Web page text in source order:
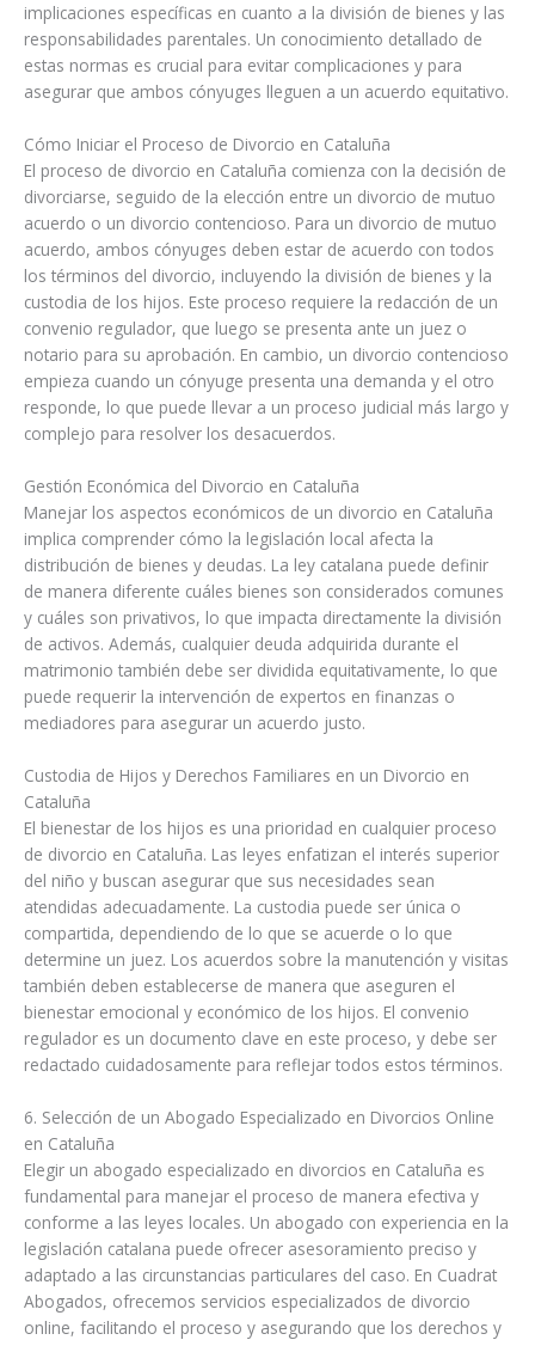
implicaciones específicas en cuanto a la división de bienes y las
responsabilidades parentales. Un conocimiento detallado de
estas normas es crucial para evitar complicaciones y para
asegurar que ambos cónyuges lleguen a un acuerdo equitativo.
Cómo Iniciar el Proceso de Divorcio en Cataluña
El proceso de divorcio en Cataluña comienza con la decisión de
divorciarse, seguido de la elección entre un divorcio de mutuo
acuerdo o un divorcio contencioso. Para un divorcio de mutuo
acuerdo, ambos cónyuges deben estar de acuerdo con todos
los términos del divorcio, incluyendo la división de bienes y la
custodia de los hijos. Este proceso requiere la redacción de un
convenio regulador, que luego se presenta ante un juez o
notario para su aprobación. En cambio, un divorcio contencioso
empieza cuando un cónyuge presenta una demanda y el otro
responde, lo que puede llevar a un proceso judicial más largo y
complejo para resolver los desacuerdos.
Gestión Económica del Divorcio en Cataluña
Manejar los aspectos económicos de un divorcio en Cataluña
implica comprender cómo la legislación local afecta la
distribución de bienes y deudas. La ley catalana puede definir
de manera diferente cuáles bienes son considerados comunes
y cuáles son privativos, lo que impacta directamente la división
de activos. Además, cualquier deuda adquirida durante el
matrimonio también debe ser dividida equitativamente, lo que
puede requerir la intervención de expertos en finanzas o
mediadores para asegurar un acuerdo justo.
Custodia de Hijos y Derechos Familiares en un Divorcio en
Cataluña
El bienestar de los hijos es una prioridad en cualquier proceso
de divorcio en Cataluña. Las leyes enfatizan el interés superior
del niño y buscan asegurar que sus necesidades sean
atendidas adecuadamente. La custodia puede ser única o
compartida, dependiendo de lo que se acuerde o lo que
determine un juez. Los acuerdos sobre la manutención y visitas
también deben establecerse de manera que aseguren el
bienestar emocional y económico de los hijos. El convenio
regulador es un documento clave en este proceso, y debe ser
redactado cuidadosamente para reflejar todos estos términos.
6. Selección de un Abogado Especializado en Divorcios Online
en Cataluña
Elegir un abogado especializado en divorcios en Cataluña es
fundamental para manejar el proceso de manera efectiva y
conforme a las leyes locales. Un abogado con experiencia en la
legislación catalana puede ofrecer asesoramiento preciso y
adaptado a las circunstancias particulares del caso. En Cuadrat
Abogados, ofrecemos servicios especializados de divorcio
online, facilitando el proceso y asegurando que los derechos y